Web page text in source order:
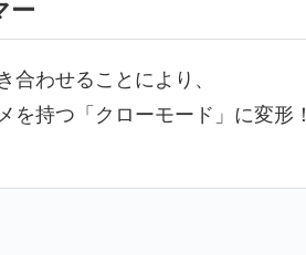
ー
合わせることにより、
を持つ「クローモード」に変形！